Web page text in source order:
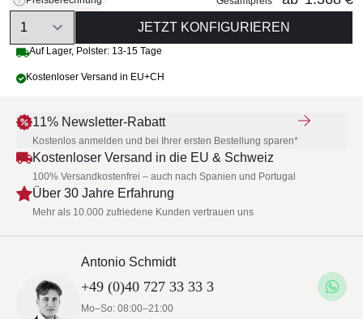
Quantity
JETZT KONFIGURIEREN
Auf Lager, Polster: 13-15 Tage
Kostenloser Versand in EU+CH
11% Newsletter-Rabatt
Kostenlos anmelden und bei Ihrer ersten Bestellung sparen*
Kostenloser Versand in die EU & Schweiz
100% Versandkostenfrei – auch nach Spanien und Portugal
Über 30 Jahre Erfahrung
Mehr als 10.000 zufriedene Kunden vertrauen uns
Antonio Schmidt
+49 (0)40 727 33 33 3
Mo–So: 08:00–21:00